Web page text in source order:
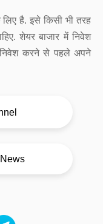
है. इसे किसी भी तरह
शेयर बाजार में निवेश
निवेश करने से पहले अपने
News